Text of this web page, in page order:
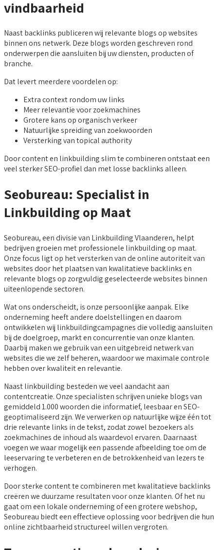
vindbaarheid
Naast backlinks publiceren wij relevante blogs op websites
binnen ons netwerk. Deze blogs worden geschreven rond
onderwerpen die aansluiten bij uw diensten, producten of
branche.
Dat levert meerdere voordelen op:
Extra context rondom uw links
Meer relevantie voor zoekmachines
Grotere kans op organisch verkeer
Natuurlijke spreiding van zoekwoorden
Versterking van topical authority
Door content en linkbuilding slim te combineren ontstaat een
veel sterker SEO-profiel dan met losse backlinks alleen.
Seobureau: Specialist in
Linkbuilding op Maat
Seobureau, een divisie van Linkbuilding Vlaanderen, helpt
bedrijven groeien met professionele linkbuilding op maat.
Onze focus ligt op het versterken van de online autoriteit van
websites door het plaatsen van kwalitatieve backlinks en
relevante blogs op zorgvuldig geselecteerde websites binnen
uiteenlopende sectoren.
Wat ons onderscheidt, is onze persoonlijke aanpak. Elke
onderneming heeft andere doelstellingen en daarom
ontwikkelen wij linkbuildingcampagnes die volledig aansluiten
bij de doelgroep, markt en concurrentie van onze klanten.
Daarbij maken we gebruik van een uitgebreid netwerk van
websites die we zelf beheren, waardoor we maximale controle
hebben over kwaliteit en relevantie.
Naast linkbuilding besteden we veel aandacht aan
contentcreatie. Onze specialisten schrijven unieke blogs van
gemiddeld 1.000 woorden die informatief, leesbaar en SEO-
geoptimaliseerd zijn. We verwerken op natuurlijke wijze één tot
drie relevante links in de tekst, zodat zowel bezoekers als
zoekmachines de inhoud als waardevol ervaren. Daarnaast
voegen we waar mogelijk een passende afbeelding toe om de
leeservaring te verbeteren en de betrokkenheid van lezers te
verhogen.
Door sterke content te combineren met kwalitatieve backlinks
creëren we duurzame resultaten voor onze klanten. Of het nu
gaat om een lokale onderneming of een grotere webshop,
Seobureau biedt een effectieve oplossing voor bedrijven die hun
online zichtbaarheid structureel willen vergroten.